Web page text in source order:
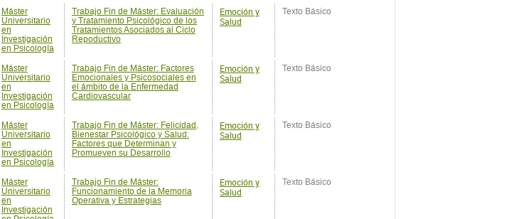
Máster
Universitario
en
Investigación
en Psicología
Trabajo Fin de Máster: Factores
Emocionales y Psicosociales en
el ámbito de la Enfermedad
Cardiovascular
Salud
Texto Básico
Máster
Universitario
en
Investigación
en Psicología
Trabajo Fin de Máster: Felicidad,
Bienestar Psicológico y Salud:
Factores que Determinan y
Promueven su Desarrollo
Salud
Texto Básico
Máster
Universitario
en
Investigación
en Psicología
Trabajo Fin de Máster:
Funcionamiento de la Memoria
Operativa y Estrategias
Salud
Texto Básico
Máster
Universitario
en
Investigación
en Psicología
Trabajo Fin de Máster:
Funcionamiento Ejecutivo y
Procesos Inhibitorios en el
Desarrollo Evolutivo
Salud
Texto Básico